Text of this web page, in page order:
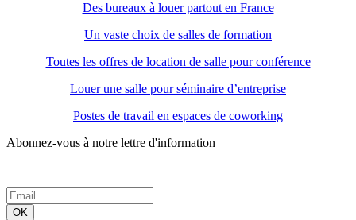
Des bureaux à louer partout en France
Un vaste choix de salles de formation
Toutes les offres de location de salle pour conférence
Louer une salle pour séminaire d’entreprise
Postes de travail en espaces de coworking
Abonnez-vous à notre lettre d'information
OK